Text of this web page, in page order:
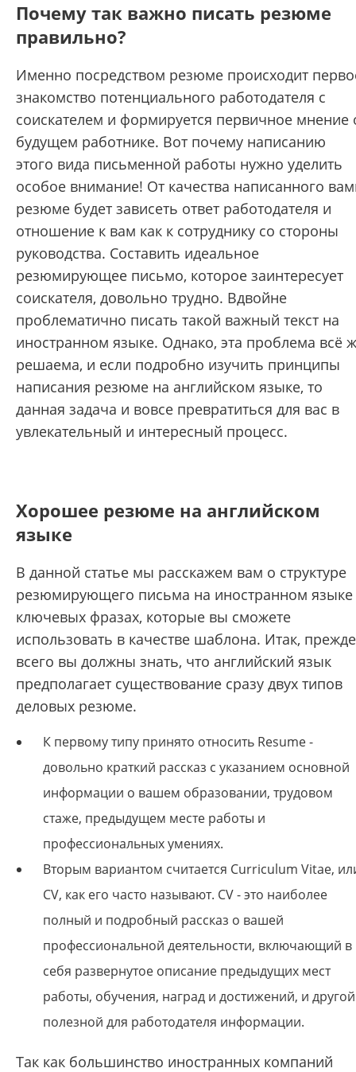
Почему так важно писать резюме
правильно?
Именно посредством резюме происходит
знакомство потенциального работодателя с
соискателем и формируется первичное мнение
будущем работнике. Вот почему написанию
этого вида письменной работы нужно уделить
особое внимание! От качества написанного
резюме будет зависеть ответ работодателя и
отношение к вам как к сотруднику со стороны
руководства. Составить идеальное
резюмирующее письмо, которое заинтересует
соискателя, довольно трудно. Вдвойне
проблематично писать такой важный текст на
иностранном языке. Однако, эта проблема всё
решаема, и если подробно изучить принципы
написания резюме на английском языке, то
данная задача и вовсе превратиться для вас в
увлекательный и интересный процесс.
Хорошее резюме на английском
языке
В данной статье мы расскажем вам о структуре
резюмирующего письма на иностранном языке
ключевых фразах, которые вы сможете
использовать в качестве шаблона. Итак, прежде
всего вы должны знать, что английский язык
предполагает существование сразу двух типов
деловых резюме.
К первому типу принято относить Resume -
довольно краткий рассказ с указанием основной
информации о вашем образовании, трудовом
стаже, предыдущем месте работы и
профессиональных умениях.
Вторым вариантом считается Curriculum Vitae,
CV, как его часто называют. CV - это наиболее
полный и подробный рассказ о вашей
профессиональной деятельности, включающий в
себя развернутое описание предыдущих мест
работы, обучения, наград и достижений, и другой
полезной для работодателя информации.
Так как большинство иностранных компаний